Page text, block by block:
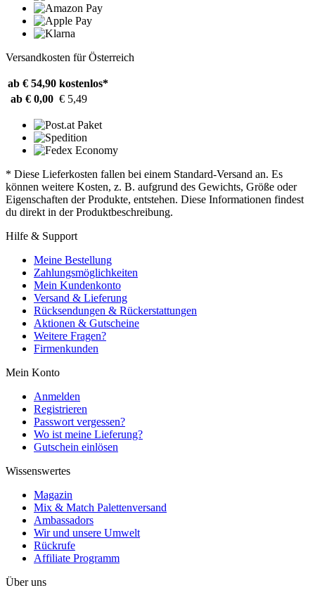
Versandkosten für Österreich
ab € 54,90 kostenlos*
ab € 0,00 € 5,49
* Diese Lieferkosten fallen bei einem Standard-Versand an. Es
können weitere Kosten, z. B. aufgrund des Gewichts, Größe oder
Eigenschaften der Produkte, entstehen. Diese Informationen findest
du direkt in der Produktbeschreibung.
Hilfe & Support
Meine Bestellung
Zahlungsmöglichkeiten
Mein Kundenkonto
Versand & Lieferung
Rücksendungen & Rückerstattungen
Aktionen & Gutscheine
Weitere Fragen?
Firmenkunden
Mein Konto
Anmelden
Registrieren
Passwort vergessen?
Wo ist meine Lieferung?
Gutschein einlösen
Wissenswertes
Magazin
Mix & Match Palettenversand
Ambassadors
Wir und unsere Umwelt
Rückrufe
Affiliate Programm
Über uns